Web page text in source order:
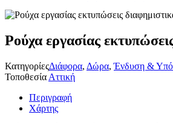
Ρούχα εργασίας
ΚατηγορίεςΔιάφορα, Δώρα,Ένδυση &
Τοποθεσία Αττική
Περιγραφή
Χάρτης